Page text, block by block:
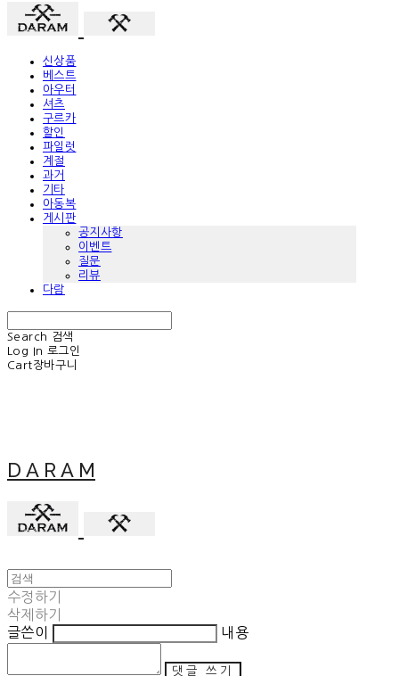
신상품
베스트
아우터
셔츠
구르카
할인
파일럿
계절
과거
기타
아동복
게시판
공지사항
이벤트
질문
리뷰
다람
Search
검색
Log In 로그인
Cart장바구니
D A R A M
수정하기
삭제하기
글쓴이
내용
댓글 쓰기